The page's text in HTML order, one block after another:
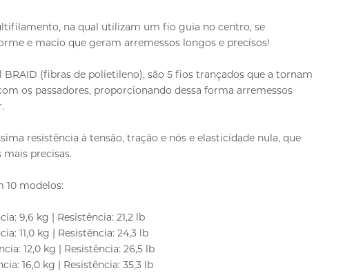
na qual utilizam um fio guia no centro, se
e macio que geram arremessos longos e precisos!
(fibras de polietileno), são 5 fios trançados que a tornam
os passadores, proporcionando dessa forma arremessos
resistência à tensão, tração e nós e elasticidade nula, que
precisas.
10 modelos:
9,6 kg | Resistência: 21,2 lb
11,0 kg | Resistência: 24,3 lb
12,0 kg | Resistência: 26,5 lb
16,0 kg | Resistência: 35,3 lb